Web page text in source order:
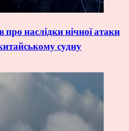
наслідки нічної атаки
судну